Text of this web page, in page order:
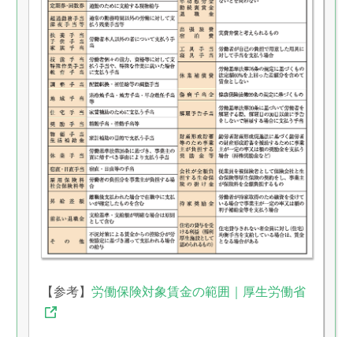
【参考】労働保険対象賃金の範囲｜厚生労働省